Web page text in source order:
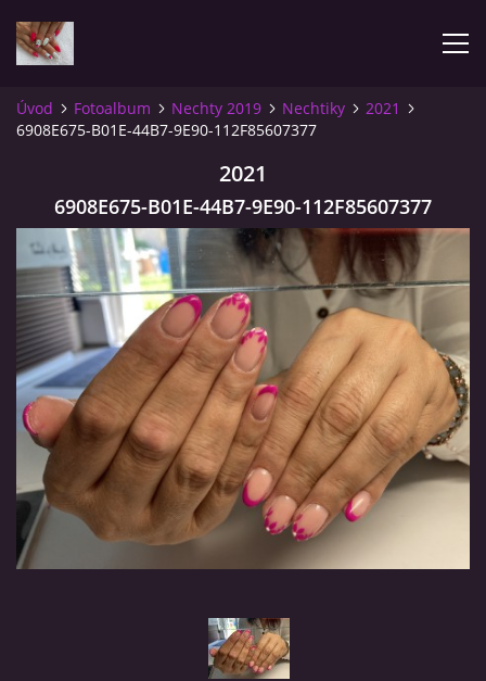
ÚVOD
FOTOALBUM
RECENZIE
CENNÍK
OBJEDNÁVKY
KONTAKT
Šifrová Anna
Na Letisko 2088/5
Poprad-Velka 05801
Úvod Fotoalbum Nechty 2019 Nechtiky
2021
6908E675-B01E-44B7-9E90-112F85607377
2021
6908E675-B01E-44B7-9E90-112F85607377